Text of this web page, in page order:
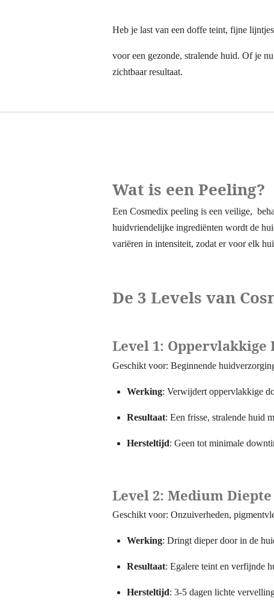
Heb je last van een doffe teint, fijne
voor een gezonde, stralende huid. Of je
zichtbaar resultaat.
Wat is een Peeling?
Een Cosmedix peeling is een veilige,
huidvriendelijke ingrediënten wordt de
variëren in intensiteit, zodat er voor elk
De 3 Levels van
Level 1: Oppervlakkige
Geschikt voor: Beginnende
Werking: Verwijdert oppervlakkige
Resultaat: Een frisse, stralende huid
Hersteltijd: Geen tot minimale
Level 2: Medium
Geschikt voor: Onzuiverheden,
Werking: Dringt dieper door in de
Resultaat: Egalere teint en verfijnde
Hersteltijd: 3-5 dagen lichte